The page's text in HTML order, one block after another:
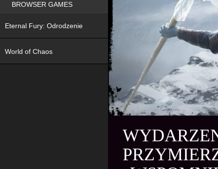
BROWSER GAMES
Eternal Fury: Odrodzenie
World of Chaos